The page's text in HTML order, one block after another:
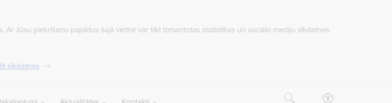
Jūsu piekrišanu papildus šajā vietnē var tikt izmantotas statistikas un sociālo mediju sīkdatnes.
sīkdatnes